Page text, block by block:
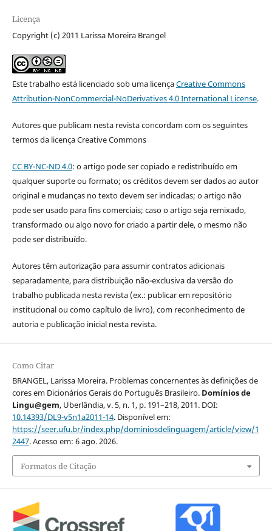
Licença
Copyright (c) 2011 Larissa Moreira Brangel
Este trabalho está licenciado sob uma licençaCreative Commons
Attribution-NonCommercial-NoDerivatives 4.0 International License.
Autores que publicam nesta revista concordam com os seguintes
termos da licença Creative Commons
CC BY-NC-ND 4.0: o artigo pode ser copiado e redistribuído em
qualquer suporte ou formato; os créditos devem ser dados ao autor
original e mudanças no texto devem ser indicadas; o artigo não
pode ser usado para fins comerciais; caso o artigo seja remixado,
transformado ou algo novo for criado a partir dele, o mesmo não
pode ser distribuído.
Autores têm autorização para assumir contratos adicionais
separadamente, para distribuição não-exclusiva da versão do
trabalho publicada nesta revista (ex.: publicar em repositório
institucional ou como capítulo de livro), com reconhecimento de
autoria e publicação inicial nesta revista.
Como Citar
BRANGEL, Larissa Moreira. Problemas concernentes às definições de
cores em Dicionários Gerais do Português Brasileiro. Domínios de
Lingu@gem, Uberlândia, v. 5, n. 1, p. 191–218, 2011. DOI:
10.14393/DL9-v5n1a2011-14. Disponível em:
https://seer.ufu.br/index.php/dominiosdelinguagem/article/view/1
2447. Acesso em: 6 ago. 2026.
Formatos de Citação